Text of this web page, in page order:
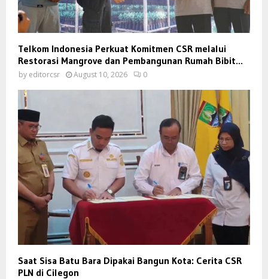
Telkom Indonesia Perkuat Komitmen CSR melalui
Restorasi Mangrove dan Pembangunan Rumah Bibit...
by editorcsr August 10, 2026 0
Saat Sisa Batu Bara Dipakai Bangun Kota: Cerita CSR
PLN di Cilegon